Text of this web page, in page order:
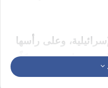
وعلى رأسها
لم يعد شريكاً
مع غزة، مما يدفع